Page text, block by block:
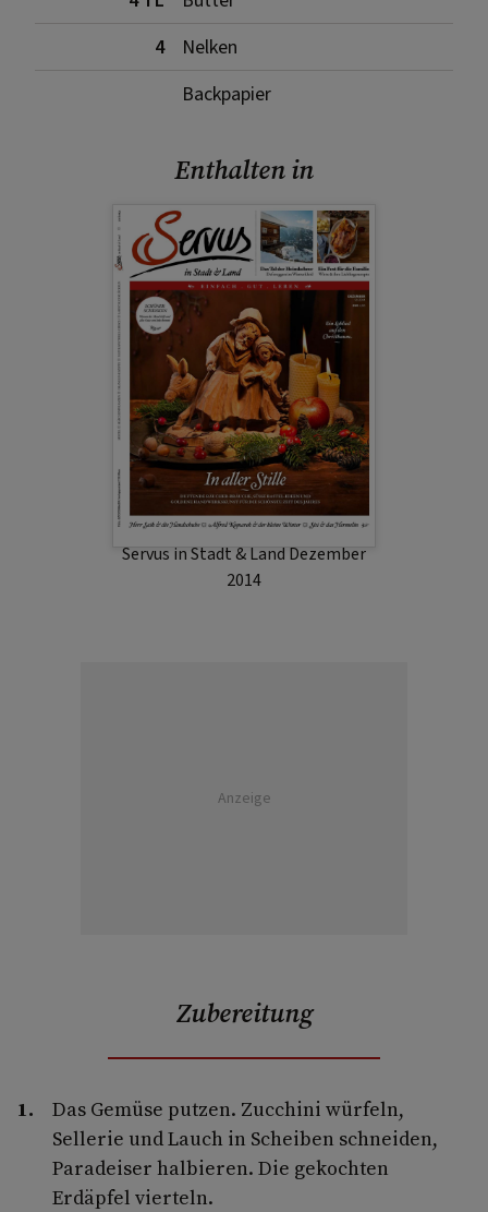
4
Nelken
Backpapier
Enthalten in
Servus in Stadt & Land Dezember
2014
Anzeige
Zubereitung
Das Gemüse putzen. Zucchini würfeln,
Sellerie und Lauch in Scheiben schneiden,
Paradeiser halbieren. Die gekochten
Erdäpfel vierteln.